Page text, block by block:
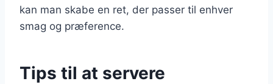
kan man skabe en ret, der passer til enhver
smag og præference.
Tips til at servere